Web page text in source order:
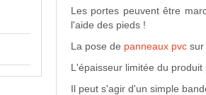
Les portes peuvent être
l'aide des pieds !
La pose de panneaux pvc sur
L'épaisseur limitée du
Il peut s'agir d'un simple